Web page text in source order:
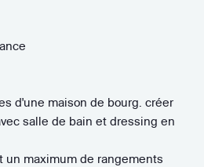
d'une maison de bourg. créer
salle de bain et dressing en
un maximum de rangements